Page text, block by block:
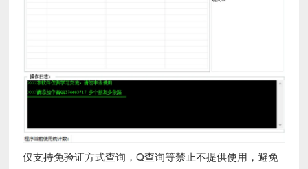
仅支持免验证方式查询，Q查询等禁止不提供使用，避免